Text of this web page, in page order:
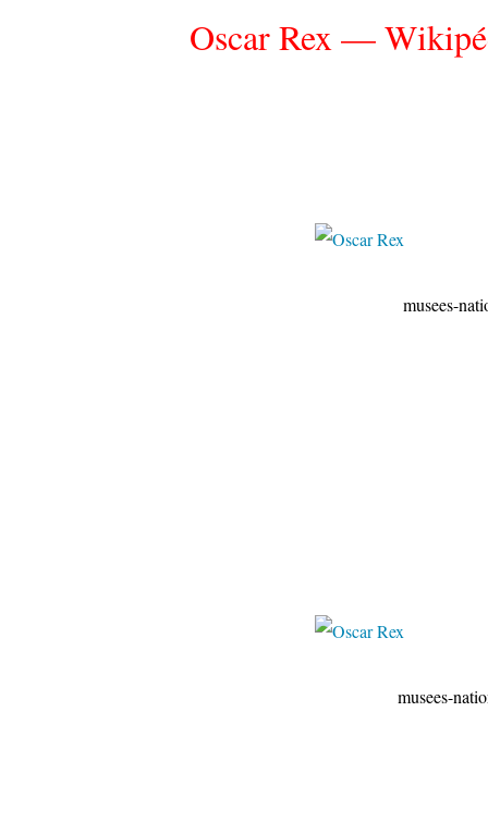
Oscar Rex —
musees-nationaux-
musees-nationaux-